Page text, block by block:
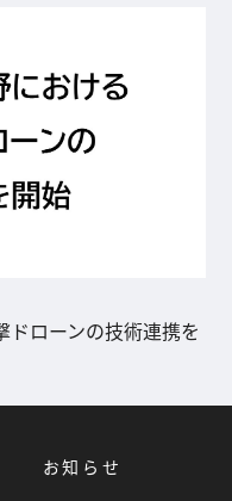
ローンの技術連携を
お知らせ